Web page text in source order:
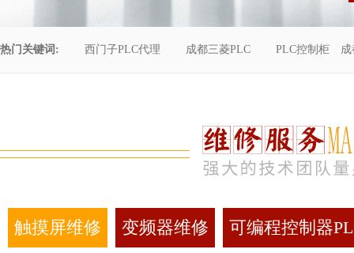
热门关键词: 西门子PLC代理 成都三菱PLC PLC控制柜
触摸屏维修 变频器维修 可编程控制器